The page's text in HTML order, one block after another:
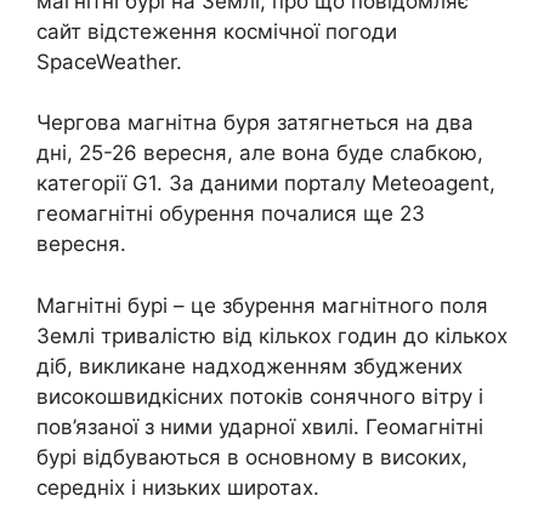
сайт відстеження космічної погоди
SpaceWeather.
Чергова магнітна буря затягнеться на два
дні, 25-26 вересня, але вона буде слабкою,
категорії G1. За даними порталу Meteoagent,
геомагнітні обурення почалися ще 23
вересня.
Магнітні бурі – це збурення магнітного поля
Землі тривалістю від кількох годин до кількох
діб, викликане надходженням збуджених
високошвидкісних потоків сонячного вітру і
пов’язаної з ними ударної хвилі. Геомагнітні
бурі відбуваються в основному в високих,
середніх і низьких широтах.